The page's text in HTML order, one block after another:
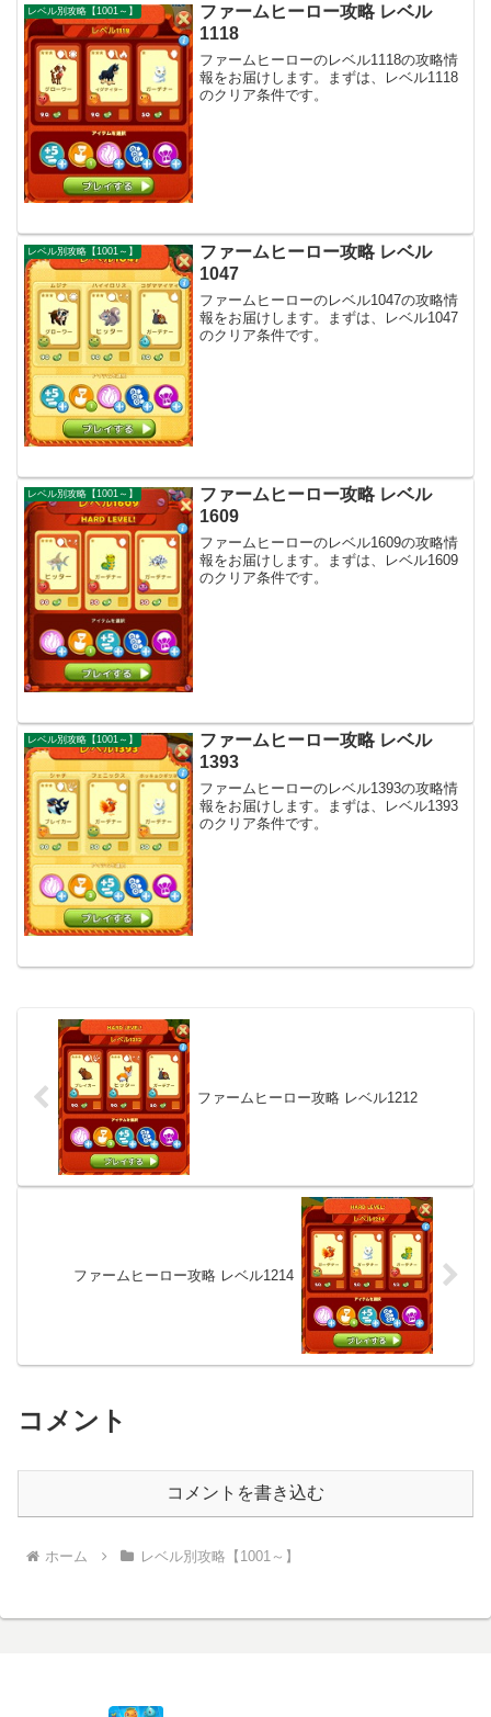
レベル別攻略【1001～】
ファームヒーロー攻略 レベル
1118
ファームヒーローのレベル1118の攻略情
報をお届けします。まずは、レベル1118
のクリア条件です。
レベル別攻略【1001～】
ファームヒーロー攻略 レベル
1047
ファームヒーローのレベル1047の攻略情
報をお届けします。まずは、レベル1047
のクリア条件です。
レベル別攻略【1001～】
ファームヒーロー攻略 レベル
1609
ファームヒーローのレベル1609の攻略情
報をお届けします。まずは、レベル1609
のクリア条件です。
レベル別攻略【1001～】
ファームヒーロー攻略 レベル
1393
ファームヒーローのレベル1393の攻略情
報をお届けします。まずは、レベル1393
のクリア条件です。
ファームヒーロー攻略 レベル1212
ファームヒーロー攻略 レベル1214
コメント
コメントを書き込む
ホーム レベル別攻略【1001～】